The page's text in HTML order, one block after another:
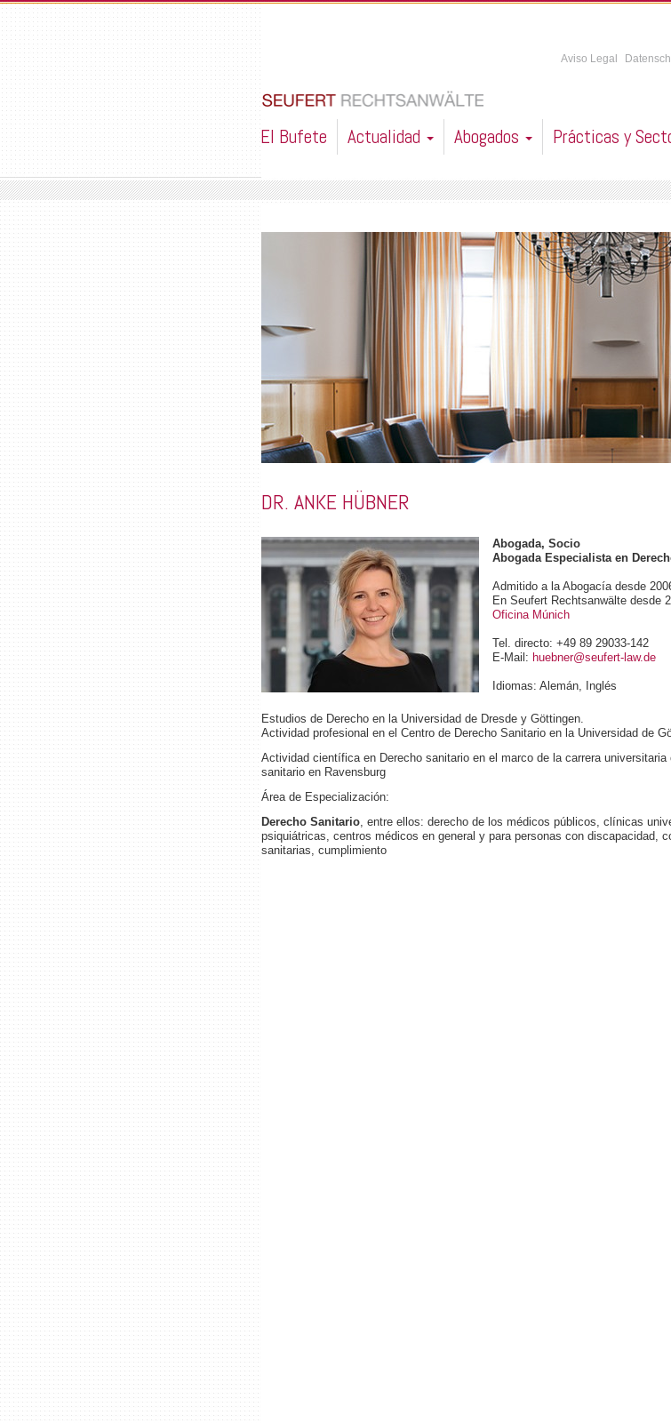
Aviso Legal
El Bufete Actualidad Abogados Prácticas y
DR. ANKE HÜBNER
Abogada, Socio
Abogada Especialista en
Admitido a la Abogacía desde
En Seufert Rechtsanwälte desde
Oficina Múnich
Tel. directo: +49 89 29033-142
E-Mail: huebner@seufert-law.de
Idiomas: Alemán, Inglés
Estudios de Derecho en la Universidad de Dresde y Göttingen.
Actividad profesional en el Centro de Derecho Sanitario en la Universidad de
Actividad científica en Derecho sanitario en el marco de la carrera universitaria
sanitario en Ravensburg
Área de Especialización:
Derecho Sanitario, entre ellos: derecho de los médicos públicos, clínicas
psiquiátricas, centros médicos en general y para personas con discapacidad,
sanitarias, cumplimiento